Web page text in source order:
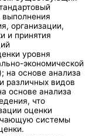
выполнения
организации,
и принятия
уровня
экономической
на основе анализа
различных видов
основе анализа
что
оценки
системы